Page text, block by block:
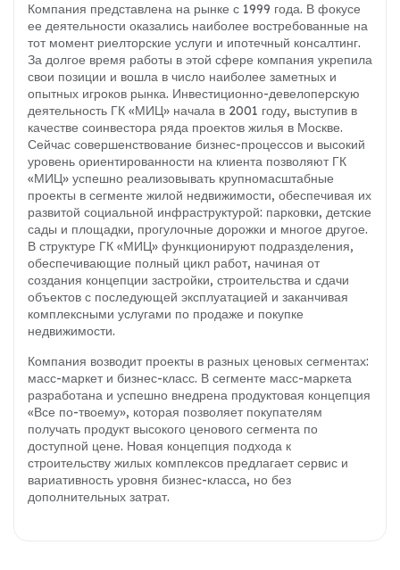
Компания представлена на рынке с 1999 года. В фокусе
ее деятельности оказались наиболее востребованные на
тот момент риелторские услуги и ипотечный консалтинг.
За долгое время работы в этой сфере компания укрепила
свои позиции и вошла в число наиболее заметных и
опытных игроков рынка. Инвестиционно-девелоперскую
деятельность ГК «МИЦ» начала в 2001 году, выступив в
качестве соинвестора ряда проектов жилья в Москве.
Сейчас совершенствование бизнес-процессов и высокий
уровень ориентированности на клиента позволяют ГК
«МИЦ» успешно реализовывать крупномасштабные
проекты в сегменте жилой недвижимости, обеспечивая их
развитой социальной инфраструктурой: парковки, детские
сады и площадки, прогулочные дорожки и многое другое.
В структуре ГК «МИЦ» функционируют подразделения,
обеспечивающие полный цикл работ, начиная от
создания концепции застройки, строительства и сдачи
объектов с последующей эксплуатацией и заканчивая
комплексными услугами по продаже и покупке
недвижимости.
Компания возводит проекты в разных ценовых сегментах:
масс-маркет и бизнес-класс. В сегменте масс-маркета
разработана и успешно внедрена продуктовая концепция
«Все по-твоему», которая позволяет покупателям
получать продукт высокого ценового сегмента по
доступной цене. Новая концепция подхода к
строительству жилых комплексов предлагает сервис и
вариативность уровня бизнес-класса, но без
дополнительных затрат.